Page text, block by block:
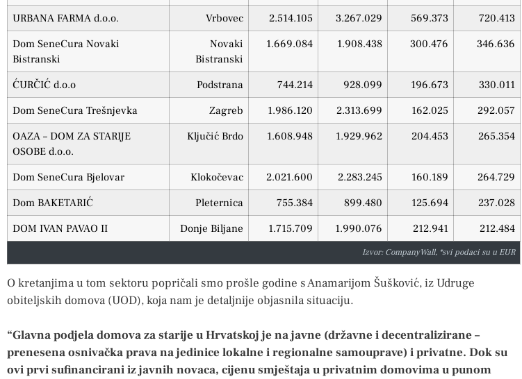
URBANA FARMA d.o.o. Vrbovec 2.514.105 3.267.029 569.373
720.413
Dom SeneCura Novaki
Bistranski
Novaki
Bistranski
1.669.084 1.908.438 300.476 346.636
ĆURČIĆ d.o.o Podstrana 744.214 928.099 196.673
330.011
Dom SeneCura Trešnjevka
Zagreb 1.986.120 2.313.699 162.025
292.057
OAZA – DOM ZA STARIJE
OSOBE d.o.o.
Ključić Brdo 1.608.948 1.929.962 204.453 265.354
Dom SeneCura Bjelovar Klokočevac 2.021.600 2.283.245 160.189
264.729
Dom BAKETARIĆ
Pleternica 755.384 899.480 125.694
237.028
DOM IVAN PAVAO II
Donje Biljane 1.715.709 1.990.076 212.941 212.484
Izvor: CompanyWall, *svi podaci su u EUR
O kretanjima u tom sektoru popričali smo prošle godine s Anamarijom Šušković, iz Udruge
obiteljskih domova (UOD), koja nam je detaljnije objasnila situaciju.
“Glavna podjela domova za starije u Hrvatskoj je na javne (državne i decentralizirane –
prenesena osnivačka prava na jedinice lokalne i regionalne samouprave) i privatne. Dok su
ovi prvi sufinancirani iz javnih novaca, cijenu smještaja u privatnim domovima u punom